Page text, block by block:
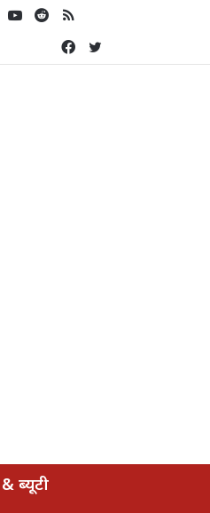
RSS
Reddit
YouTube
Pinterest
Facebook
ब्यूटी